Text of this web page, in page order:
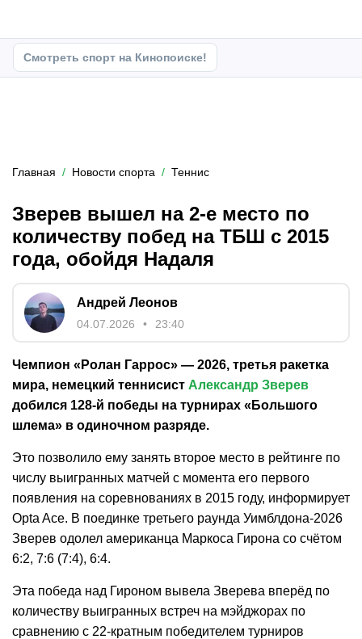
Смотреть спорт на Кинопоиске!
Главная Новости спорта Теннис
Зверев вышел на 2-е место по
количеству побед на ТБШ с 2015
года, обойдя Надаля
Андрей Леонов
04.07.2026 23:40
Чемпион «Ролан Гаррос» — 2026, третья ракетка
мира, немецкий теннисист Александр Зверев
добился 128-й победы на турнирах «Большого
шлема» в одиночном разряде.
Это позволило ему занять второе место в рейтинге по
числу выигранных матчей с момента его первого
появления на соревнованиях в 2015 году, информирует
Opta Ace. В поединке третьего раунда Уимблдона-2026
Зверев одолел американца Маркоса Гирона со счётом
6:2, 7:6 (7:4), 6:4.
Эта победа над Гироном вывела Зверева вперёд по
количеству выигранных встреч на мэйджорах по
сравнению с 22-кратным победителем турниров